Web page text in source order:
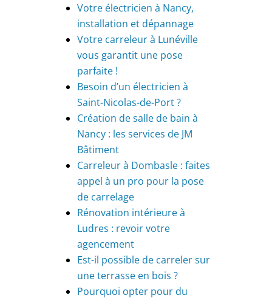
Votre électricien à Nancy,
installation et dépannage
Votre carreleur à Lunéville
vous garantit une pose
parfaite !
Besoin d’un électricien à
Saint-Nicolas-de-Port ?
Création de salle de bain à
Nancy : les services de JM
Bâtiment
Carreleur à Dombasle : faites
appel à un pro pour la pose
de carrelage
Rénovation intérieure à
Ludres : revoir votre
agencement
Est-il possible de carreler sur
une terrasse en bois ?
Pourquoi opter pour du